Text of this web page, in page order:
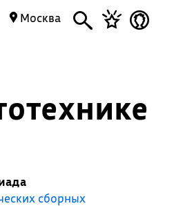
Москва
сборных